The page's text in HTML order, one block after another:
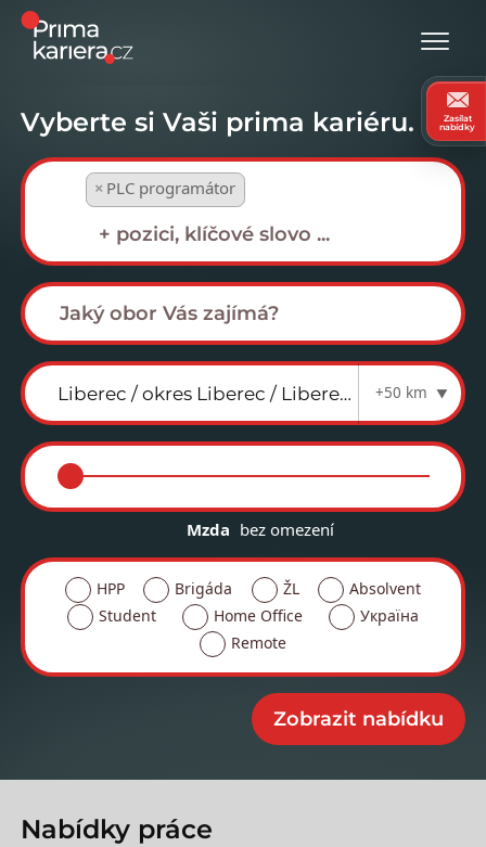
Vyberte si Vaši prima kariéru.
× PLC programátor
+50 km
Mzda bez omezení
HPP Brigáda ŽL
Absolvent
Student
Home Office
Україна
Remote
Nabídky práce
Zasílat
nabídky